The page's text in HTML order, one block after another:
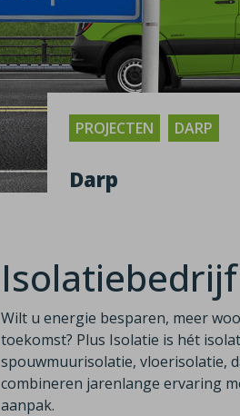
PROJECTEN DARP
Darp
Wilt u energie besparen, meer
toekomst? Plus Isolatie is hét
spouwmuurisolatie, vloerisolatie,
combineren jarenlange ervaring
aanpak.